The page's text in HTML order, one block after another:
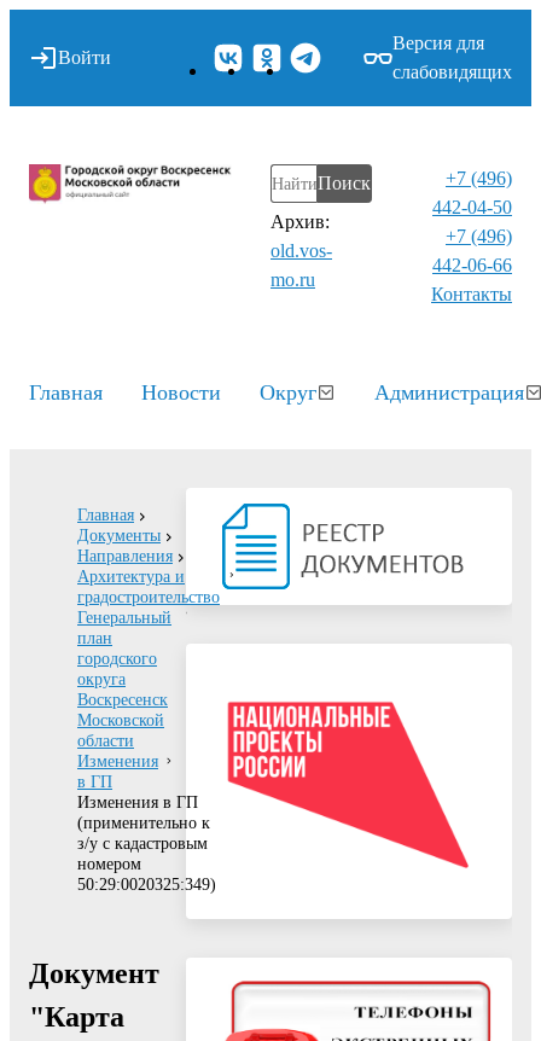
Войти
Версия для
слабовидящих
Поиск
Архив:
old.vos-
mo.ru
+7 (496)
442-04-50
+7 (496)
442-06-66
Контакты⁠
Главная Новости Округ Администрация
Главная
Документы
Направления
Архитектура и
градостроительство
Генеральный
план
городского
округа
Воскресенск
Московской
области
Изменения
в ГП
Изменения в ГП
(применительно к
з/у с кадастровым
номером
50:29:0020325:349)
Документ
"Карта